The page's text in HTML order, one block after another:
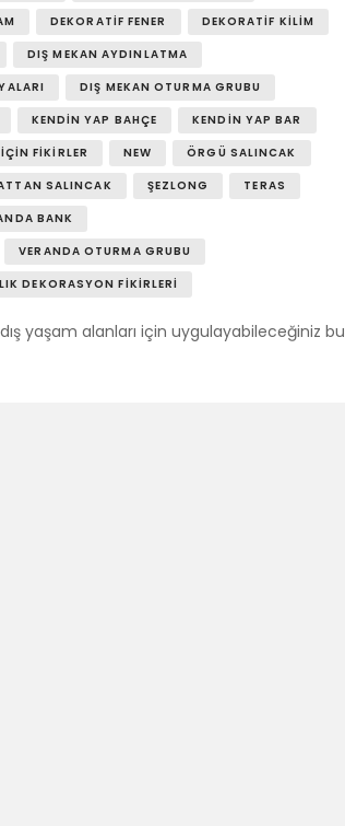
DEKORATIF FENER
DEKORATIF KILIM
DIŞ MEKAN AYDINLATMA
DIŞ MEKAN OTURMA GRUBU
KENDIN YAP BAHÇE
KENDIN YAP BAR
FIKIRLER NEW
ÖRGÜ SALINCAK
SALINCAK ŞEZLONG
TERAS
BANK
VERANDA OTURMA GRUBU
DEKORASYON FIKIRLERI
yaşam alanları için uygulayabileceğiniz bu